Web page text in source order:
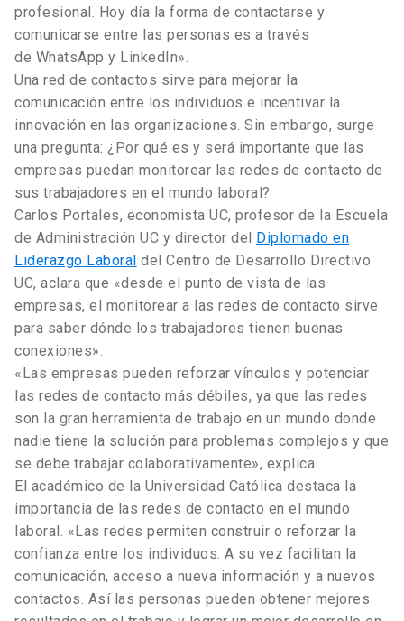
profesional. Hoy día la forma de contactarse y
comunicarse entre las personas es a través
de WhatsApp y LinkedIn».
Una red de contactos sirve para mejorar la
comunicación entre los individuos e incentivar la
innovación en las organizaciones. Sin embargo, surge
una pregunta: ¿Por qué es y será importante que las
empresas puedan monitorear las redes de contacto de
sus trabajadores en el mundo laboral?
Carlos Portales, economista UC, profesor de la Escuela
de Administración UC y director del
Diplomado en
Liderazgo Laboral del Centro de Desarrollo Directivo
UC, aclara que «desde el punto de vista de las
empresas, el monitorear a las redes de contacto sirve
para saber dónde los trabajadores tienen buenas
conexiones».
«Las empresas pueden reforzar vínculos y potenciar
las redes de contacto más débiles, ya que las redes
son la gran herramienta de trabajo en un mundo donde
nadie tiene la solución para problemas complejos y que
se debe trabajar colaborativamente», explica.
El académico de la Universidad Católica destaca la
importancia de las redes de contacto en el mundo
laboral. «Las redes permiten construir o reforzar la
confianza entre los individuos. A su vez facilitan la
comunicación, acceso a nueva información y a nuevos
contactos. Así las personas pueden obtener mejores